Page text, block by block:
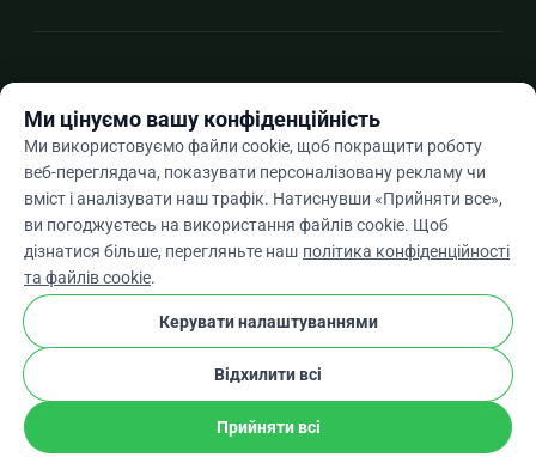
Ukarrow_drop_down
★★★★★4,9 / 5 на основі 500+ відгуків
WhyDonate
Конфіденційність і файли cookie
Умови та положення
stripe checkПеревірений Партнер
Ми цінуємо вашу конфіденційність
Ми використовуємо файли cookie, щоб покращити роботу
веб-переглядача, показувати персоналізовану рекламу чи
вміст і аналізувати наш трафік. Натиснувши «Прийняти все»,
ви погоджуєтесь на використання файлів cookie. Щоб
дізнатися більше, перегляньте наш політика конфіденційності
та файлів cookie.
Керувати налаштуваннями
Відхилити всі
Прийняти всі